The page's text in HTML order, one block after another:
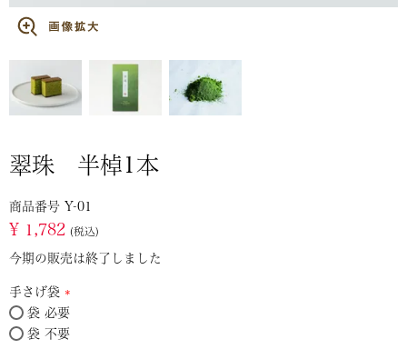
翠珠 半棹1本
商品番号 Y-01
¥ 1,782 税込
今期の販売は終了しました
手さげ袋
(必
須)
袋 必要
袋 不要